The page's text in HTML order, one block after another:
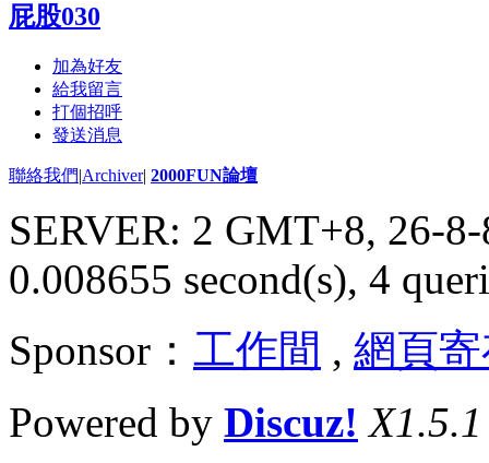
屁股030
加為好友
給我留言
打個招呼
發送消息
聯絡我們|Archiver| 2000FUN論壇
SERVER: 2 GMT+8, 26-
0.008655 second(s), 4
Sponsor： 工作間 , 網頁
Powered by Discuz! X1.5.1